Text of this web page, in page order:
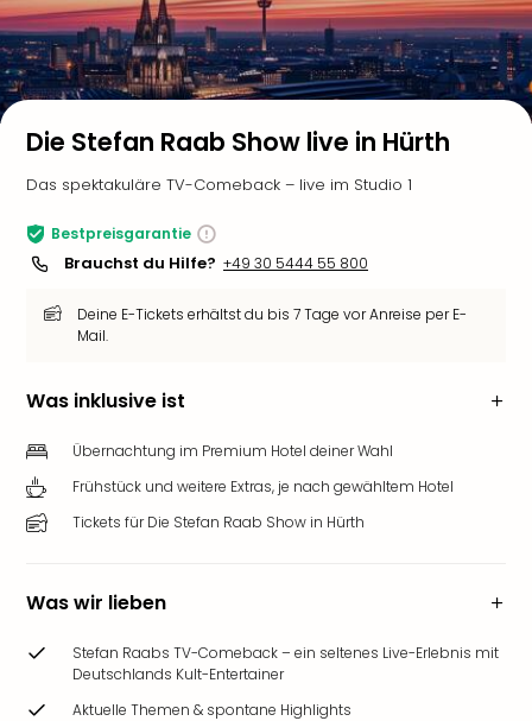
Die Stefan Raab Show live in Hürth
Das spektakuläre TV-Comeback – live im Studio 1
Bestpreisgarantie
Brauchst du Hilfe? +49 30 5444 55 800
Deine E-Tickets erhältst du bis 7 Tage vor Anreise per E-
Mail.
Was inklusive ist
Übernachtung im Premium Hotel deiner Wahl
Frühstück und weitere Extras, je nach gewähltem Hotel
Tickets für Die Stefan Raab Show in Hürth
Was wir lieben
Stefan Raabs TV-Comeback – ein seltenes Live-Erlebnis mit
Deutschlands Kult-Entertainer
Aktuelle Themen & spontane Highlights